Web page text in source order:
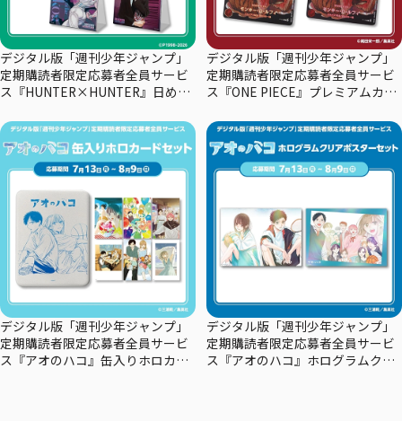
デジタル版「週刊少年ジャンプ」
定期購読者限定応募者全員サービ
ス『HUNTER×HUNTER』日めく
デジタル版「週刊少年ジャンプ」
定期購読者限定応募者全員サービ
ス『ONE PIECE』プレミアムカー
ン
デジタル版「週刊少年ジャンプ」
定期購読者限定応募者全員サービ
ス『アオのハコ』缶入りホロカー
デジタル版「週刊少年ジャンプ」
定期購読者限定応募者全員サービ
ス『アオのハコ』ホログラムクリ